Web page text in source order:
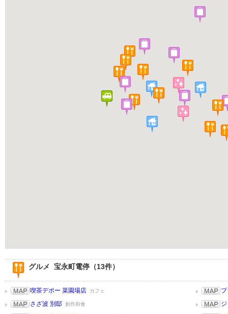
グルメ 宝永町電停（13件）
喫茶デポー 菜園場店 カフェ
さざ波 別邸 創作和食